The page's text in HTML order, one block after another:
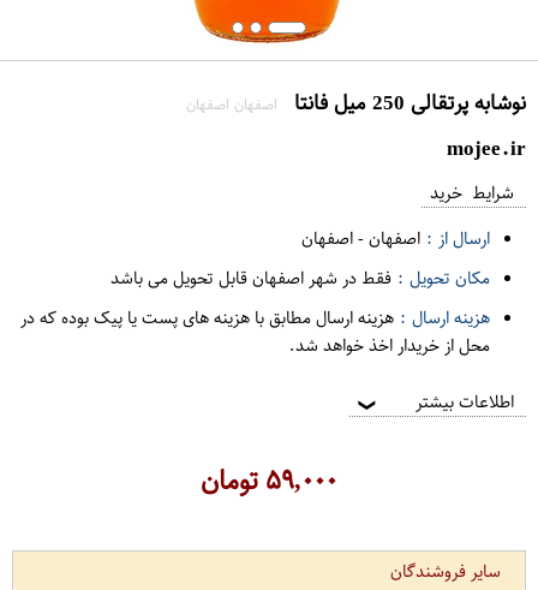
نوشابه پرتقالی 250 میل فانتا اصفهان اصفهان
mojee.ir
شرایط خرید
ارسال از : اصفهان-اصفهان
مکان تحویل : فقط در شهر اصفهان قابل تحویل می باشد
هزینه ارسال : هزینه ارسال مطابق با هزینه های پست یا پیک بوده که در
محل از خریدار اخذ خواهد شد.
اطلاعات بیشتر ❯
۵۹,۰۰۰تومان
سایر فروشندگان